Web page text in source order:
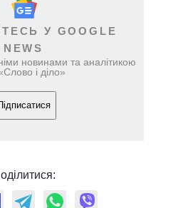
У GOOGLE
NEWS
новинами та аналітикою
і діло»